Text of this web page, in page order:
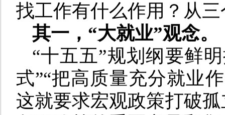
找工作有什么作用？从
其一，“大就业”观念。
“十五五”规划纲要鲜
式”“把高质量充分就业
这就要求宏观政策打破